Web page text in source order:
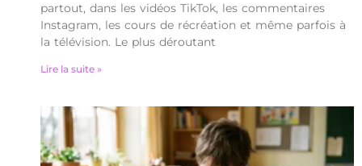
partout, dans les vidéos TikTok, les commentaires
Instagram, les cours de récréation et même parfois à
la télévision. Le plus déroutant
Lire la suite »